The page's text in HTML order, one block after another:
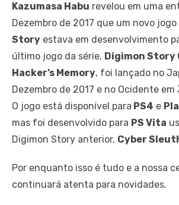
Kazumasa Habu revelou em uma
Dezembro de 2017 que um novo jogo
Story estava em desenvolvimento
último jogo da série, Digimon Story
Hacker’s Memory, foi lançado no
Dezembro de 2017 e no Ocidente em
O jogo está disponível para PS4 e
mas foi desenvolvido para PS Vita
Digimon Story anterior, Cyber
Por enquanto isso é tudo e a nossa
continuará atenta para novidades.